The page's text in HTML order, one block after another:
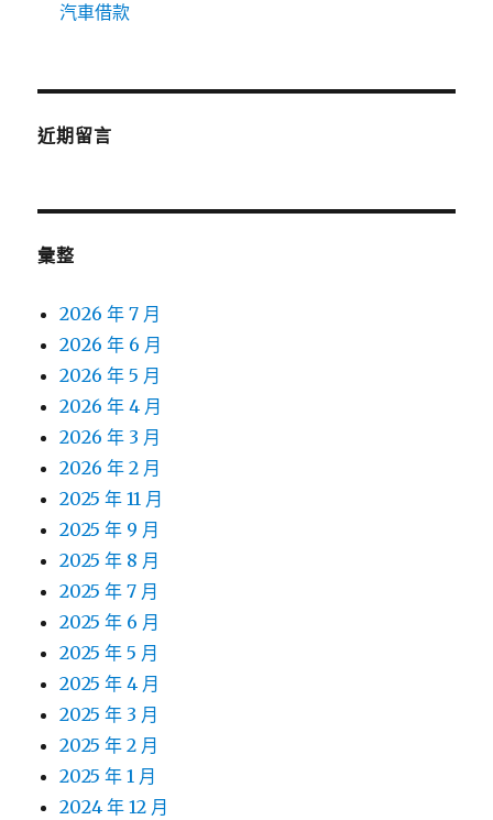
汽車借款
近期留言
彙整
2026 年 7 月
2026 年 6 月
2026 年 5 月
2026 年 4 月
2026 年 3 月
2026 年 2 月
2025 年 11 月
2025 年 9 月
2025 年 8 月
2025 年 7 月
2025 年 6 月
2025 年 5 月
2025 年 4 月
2025 年 3 月
2025 年 2 月
2025 年 1 月
2024 年 12 月